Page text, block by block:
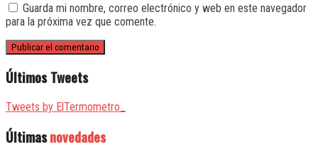
Guarda mi nombre, correo electrónico y web en este navegador
para la próxima vez que comente.
Últimos Tweets
Tweets by ElTermometro_
Últimasnovedades